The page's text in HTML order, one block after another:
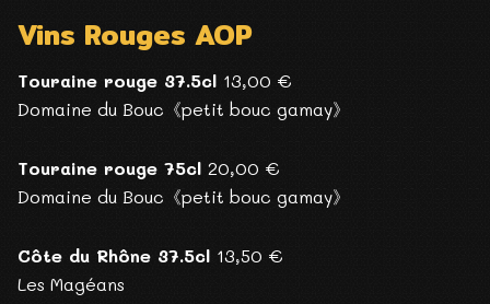
Vins Rouges AOP
Touraine rouge 37.5cl 13,00 €
Domaine du Bouc《petit bouc gamay》
Touraine rouge 75cl 20,00 €
Domaine du Bouc《petit bouc gamay》
Côte du Rhône 37.5cl 13,50 €
Les Magéans